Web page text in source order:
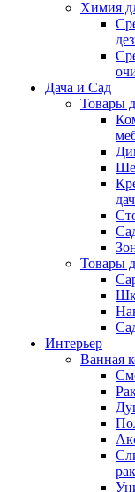
Химия
Дача и Сад
Товары
Товары
Интерьер
Ванная